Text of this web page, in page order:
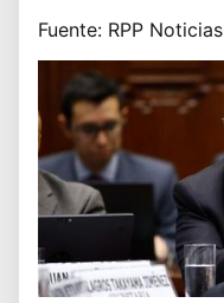
Fuente: RPP Noticias